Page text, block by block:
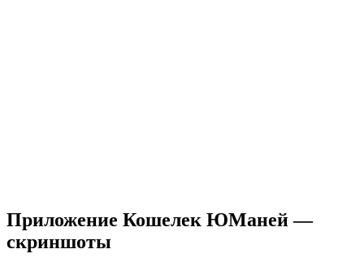
Приложение Кошелек ЮМаней —
скриншоты